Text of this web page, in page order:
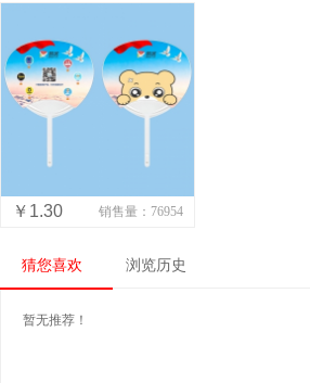
￥1.30 销售量：76954
猜您喜欢 浏览历史
暂无推荐！